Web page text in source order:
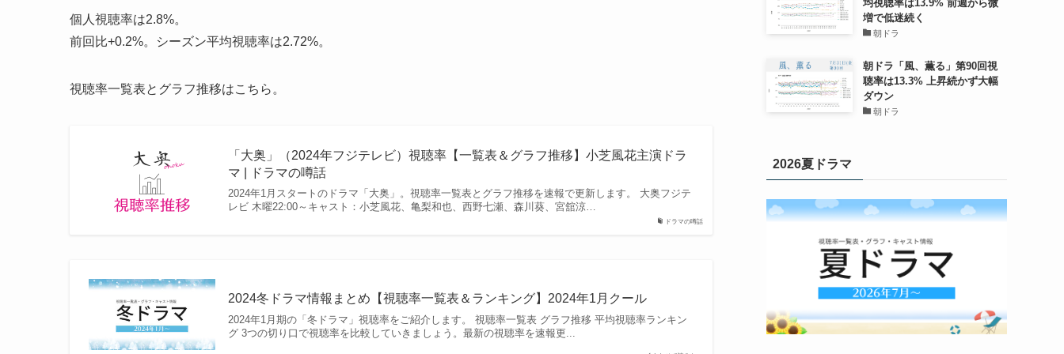
個人視聴率は2.8%。
前回比+0.2%。シーズン平均視聴率は2.72%。
視聴率一覧表とグラフ推移はこちら。
ドラマの噂話
「大奥」（2024年フジテレビ）視聴率【一覧表＆グラフ推移】小芝風花主演ドラ
マ | ドラマの噂話
2024年1月スタートのドラマ「大奥」。視聴率一覧表とグラフ推移を速報で更新します。 大奥フジテ
レビ 木曜22:00～キャスト：小芝風花、亀梨和也、西野七瀬、森川葵、宮舘涼…
2024冬ドラマ情報まとめ【視聴率一覧表＆ランキング】2024年1月クール
2024年1月期の「冬ドラマ」視聴率をご紹介します。 視聴率一覧表 グラフ推移 平均視聴率ランキン
グ 3つの切り口で視聴率を比較していきましょう。最新の視聴率を速報更...
均視聴率は13.9% 前週から微
増で低迷続く
朝ドラ
朝ドラ「風、薫る」第90回視
聴率は13.3% 上昇続かず大幅
ダウン
朝ドラ
2026夏ドラマ